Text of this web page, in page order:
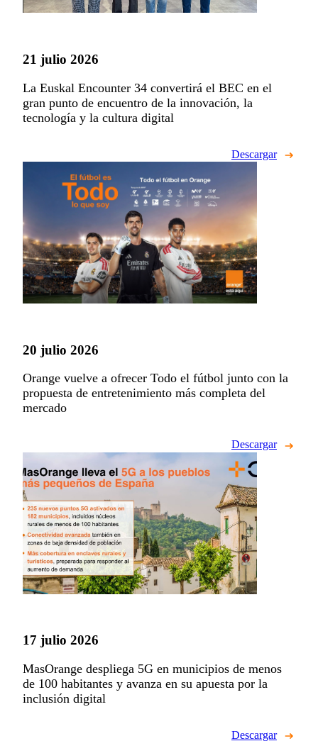
21 julio 2026
La Euskal Encounter 34 convertirá el BEC en el
gran punto de encuentro de la innovación, la
tecnología y la cultura digital
Descargar
20 julio 2026
Orange vuelve a ofrecer Todo el fútbol junto con la
propuesta de entretenimiento más completa del
mercado
Descargar
17 julio 2026
MasOrange despliega 5G en municipios de menos
de 100 habitantes y avanza en su apuesta por la
inclusión digital
Descargar